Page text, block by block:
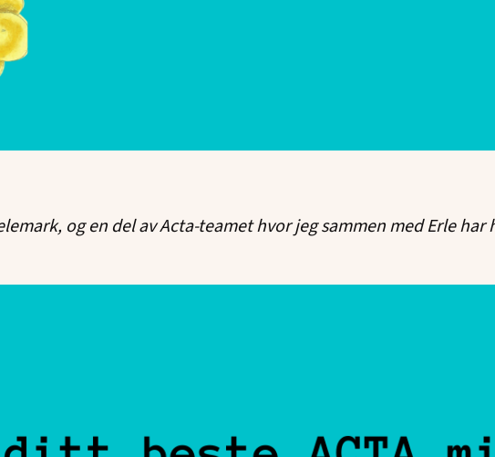
og en del av Acta-teamet hvor jeg sammen med Erle